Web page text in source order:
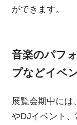
ができます。
音楽のパフ
プなどイベ
展覧会期中には
やDJイベント